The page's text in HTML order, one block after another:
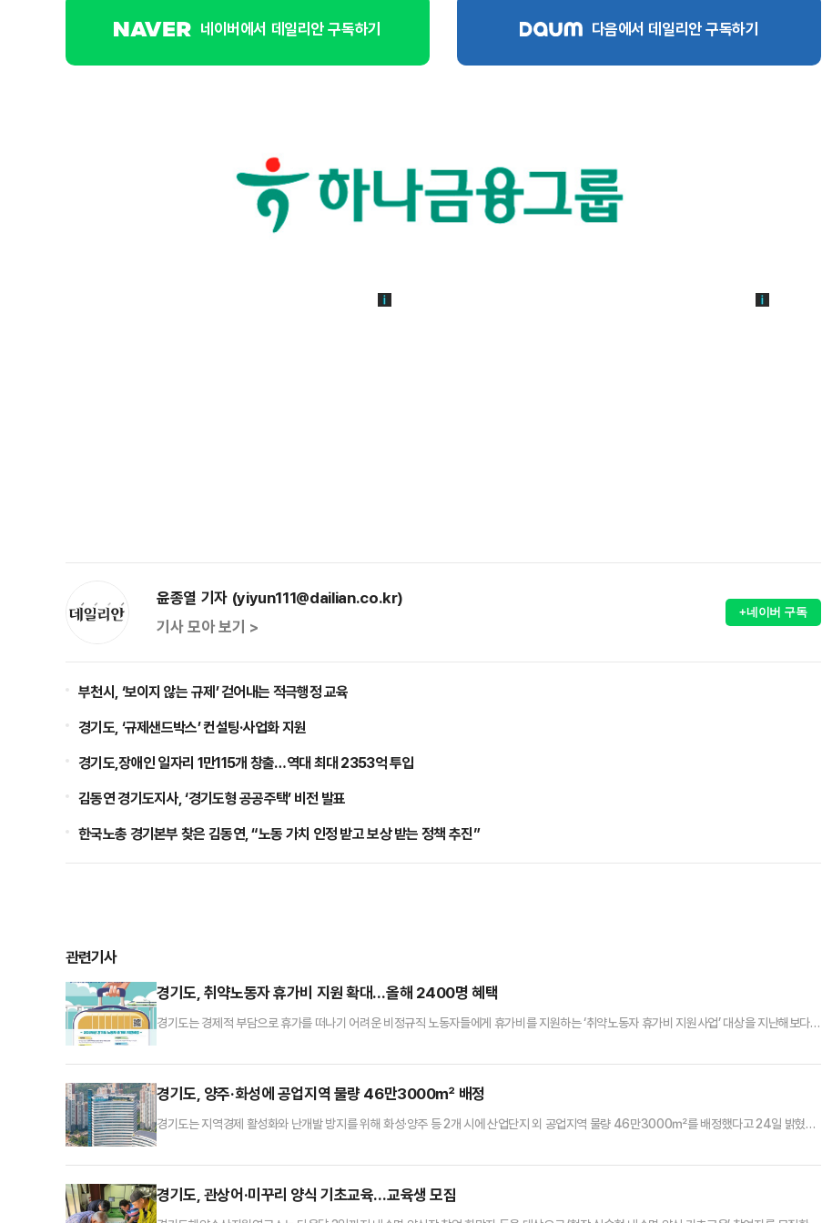
네이버에서 데일리안 구독하기 다음에서 데일리안 구독하기
윤종열 기자 (yiyun111@dailian.co.kr)
기사 모아 보기 >
+네이버 구독
부천시, ‘보이지 않는 규제’ 걷어내는 적극행정 교육
경기도, ‘규제샌드박스’ 컨설팅·사업화 지원
경기도,장애인 일자리 1만115개 창출…역대 최대 2353억 투입
김동연 경기도지사, ‘경기도형 공공주택’ 비전 발표
한국노총 경기본부 찾은 김동연, “노동 가치 인정 받고 보상 받는 정책 추진”
관련기사
경기도, 취약노동자 휴가비 지원 확대…올해 2400명 혜택
경기도는 경제적 부담으로 휴가를 떠나기 어려운 비정규직 노동자들에게 휴가비를 지원하는 ‘취약노동자 휴가비 지원사업’ 대상을 지난해보다
동자도 지원 대상에 포함시켜 더 많은 비정규직 노동자가 지원을 받을 수 있게 됐다.지원 대상은 연간 총소득 4200만원 이하, 도내 거주 만 19세
경기도, 양주·화성에 공업지역 물량 46만3000㎡ 배정
경기도는 지역경제 활성화와 난개발 방지를 위해 화성·양주 등 2개 시에 산업단지 외 공업지역 물량 46만3000㎡를 배정했다고 24일 밝혔
년 단위로 배정받고 있다. 사업별로 상위계획 부합 여부, 사업계획 검토 등이 포함된 세부 공급계획을 국토부 승인을 받고 이 물량을 시군에 배정
경기도, 관상어·미꾸리 양식 기초교육…교육생 모집